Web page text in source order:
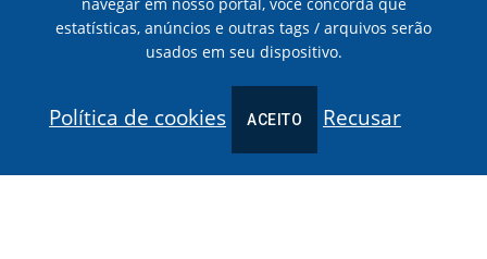
estatísticas, anúncios e outras tags / arquivos serão
usados em seu dispositivo.
Política de cookies ACEITO Recusar
POLADIAN PRODUÇÕES